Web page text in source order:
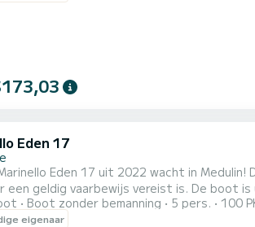
Eden 17
17 uit 2022 wacht in Medulin! De boot heeft een capaciteit voor 5 personen, met een 100 pk Honda-motor
een geldig vaarbewijs vereist is. De boot
vinden we een groot zonnedek, douche, bimini, USB-aansluiting.
Boot zonder bemanning 5 pers. 100
eigenaar